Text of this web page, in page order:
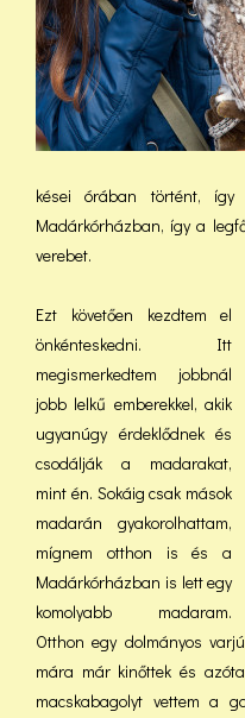
kései órában történt,
Madárkórházban, így a
verebet.
Ezt követően kezdtem el
önkénteskedni. Itt
megismerkedtem jobbnál
jobb lelkű emberekkel, akik
ugyanúgy érdeklődnek és
csodálják a madarakat,
mint én. Sokáig csak mások
madarán gyakorolhattam,
mígnem otthon is és a
Madárkórházban is lett egy
komolyabb madaram.
Otthon egy dolmányos
mára már kinőttek és
macskabagolyt vettem a